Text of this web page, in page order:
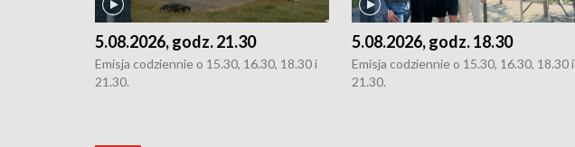
5.08.2026, godz. 21.30
Emisja codziennie o 15.30, 16.30, 18.30 i
21.30.
5.08.2026, godz. 18.30
Emisja codziennie o 15.30, 16.30, 18.30 i
21.30.